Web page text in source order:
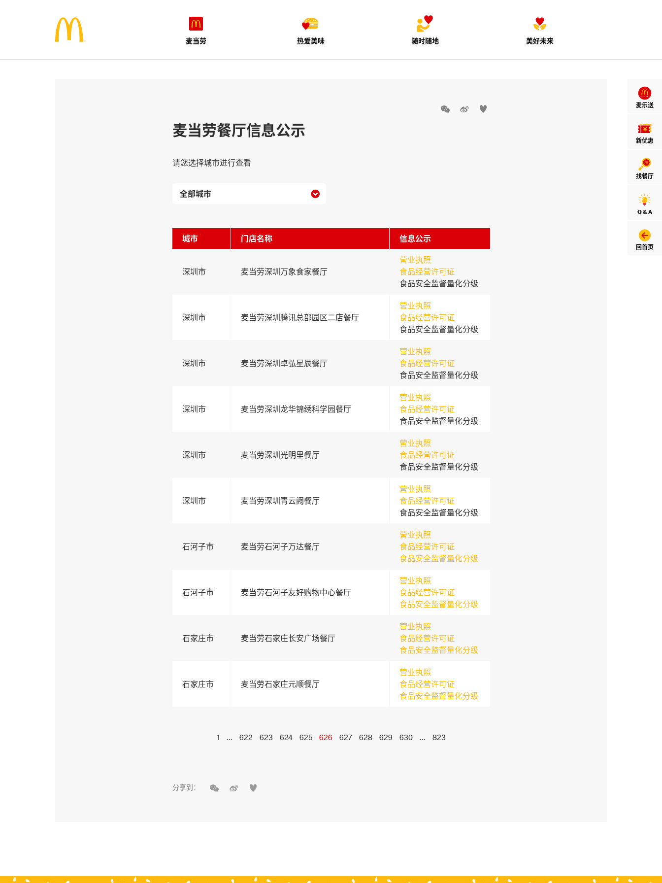
麦当劳 热爱美味 随时随地 美好未来
麦乐送
新优惠
找餐厅
Q & A
回首页
  
麦当劳餐厅信息公示
请您选择城市进行查看

城市 门店名称 信息公示
深圳市 麦当劳深圳万象食家餐厅
营业执照
食品经营许可证
食品安全监督量化分级
深圳市 麦当劳深圳腾讯总部园区二店餐厅
营业执照
食品经营许可证
食品安全监督量化分级
深圳市 麦当劳深圳卓弘星辰餐厅
营业执照
食品经营许可证
食品安全监督量化分级
深圳市 麦当劳深圳龙华锦绣科学园餐厅
营业执照
食品经营许可证
食品安全监督量化分级
深圳市 麦当劳深圳光明里餐厅
营业执照
食品经营许可证
食品安全监督量化分级
深圳市 麦当劳深圳青云阙餐厅
营业执照
食品经营许可证
食品安全监督量化分级
石河子市 麦当劳石河子万达餐厅
营业执照
食品经营许可证
食品安全监督量化分级
石河子市 麦当劳石河子友好购物中心餐厅
营业执照
食品经营许可证
食品安全监督量化分级
石家庄市 麦当劳石家庄长安广场餐厅
营业执照
食品经营许可证
食品安全监督量化分级
石家庄市 麦当劳石家庄元顺餐厅
营业执照
食品经营许可证
食品安全监督量化分级
1 ... 622 623 624 625 626 627 628 629 630 ... 823
分享到：   